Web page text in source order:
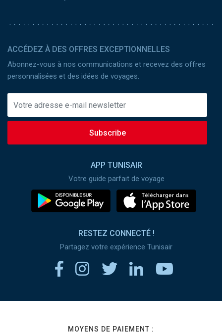
ACCÉDEZ À DES OFFRES EXCEPTIONNELLES
Abonnez-vous à nos communications et recevez des offres
personnalisées et des idées de voyages.
Subscribe
APP TUNISAIR
Votre guide parfait de voyage
RESTEZ CONNECTÉ !
Partagez votre expérience Tunisair
MOYENS DE PAIEMENT :